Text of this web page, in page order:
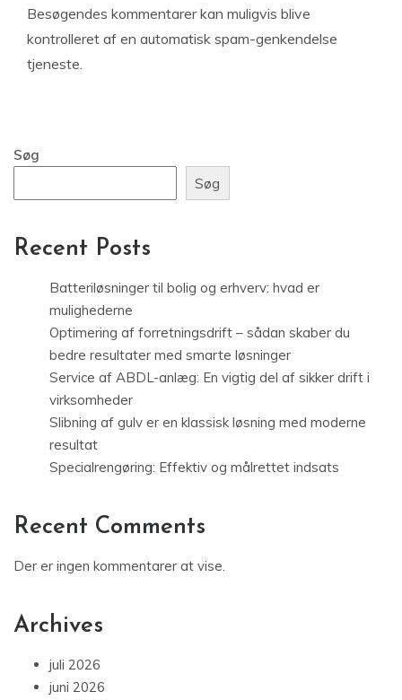
Besøgendes kommentarer kan muligvis blive
kontrolleret af en automatisk spam-genkendelse
tjeneste.
Søg
Søg
Recent Posts
Batteriløsninger til bolig og erhverv: hvad er
mulighederne
Optimering af forretningsdrift – sådan skaber du
bedre resultater med smarte løsninger
Service af ABDL-anlæg: En vigtig del af sikker drift i
virksomheder
Slibning af gulv er en klassisk løsning med moderne
resultat
Specialrengøring: Effektiv og målrettet indsats
Recent Comments
Der er ingen kommentarer at vise.
Archives
juli 2026
juni 2026